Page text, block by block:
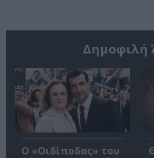
Δημοφιλή
O «Οιδίποδας» του